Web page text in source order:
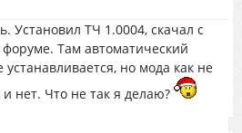
Установил ТЧ 1.0004, скачал с
форуме. Там автоматический
но мода как не
нет. Что не так я делаю?